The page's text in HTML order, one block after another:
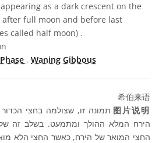
as a dark crescent on the
after full moon and before last
called half moon) .
, Waning Gibbous
希伯来语
图片说明 תמונה זו, שצולמה בחצי
הירח המלא ההולך ומתמעט. בשלב זה
החצי המואר של הירח, כאשר החצי הלא